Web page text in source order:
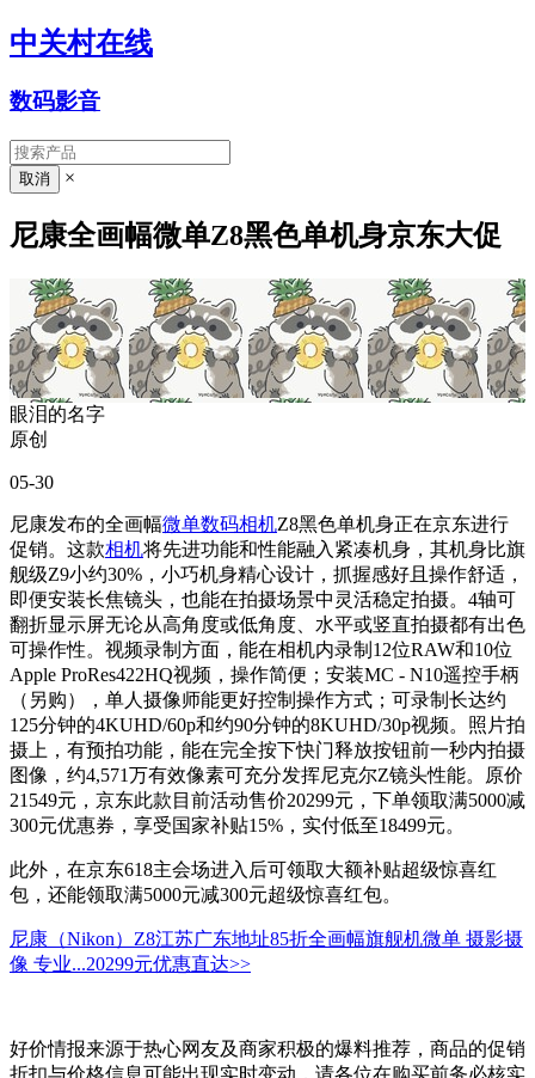
中关村在线
数码影音
×
尼康全画幅微单Z8黑色单机身京东大促
眼泪的名字
原创
05-30
尼康发布的全画幅微单数码相机Z8黑色单机身正在京东进行
促销。这款相机将先进功能和性能融入紧凑机身，其机身比旗
舰级Z9小约30%，小巧机身精心设计，抓握感好且操作舒适，
即便安装长焦镜头，也能在拍摄场景中灵活稳定拍摄。4轴可
翻折显示屏无论从高角度或低角度、水平或竖直拍摄都有出色
可操作性。视频录制方面，能在相机内录制12位RAW和10位
Apple ProRes422HQ视频，操作简便；安装MC - N10遥控手柄
（另购），单人摄像师能更好控制操作方式；可录制长达约
125分钟的4KUHD/60p和约90分钟的8KUHD/30p视频。照片拍
摄上，有预拍功能，能在完全按下快门释放按钮前一秒内拍摄
图像，约4,571万有效像素可充分发挥尼克尔Z镜头性能。原价
21549元，京东此款目前活动售价20299元，下单领取满5000减
300元优惠券，享受国家补贴15%，实付低至18499元。
此外，在京东618主会场进入后可领取大额补贴超级惊喜红
包，还能领取满5000元减300元超级惊喜红包。
尼康（Nikon）Z8江苏广东地址85折全画幅旗舰机微单 摄影摄
像 专业...20299元优惠直达>>
好价情报来源于热心网友及商家积极的爆料推荐，商品的促销